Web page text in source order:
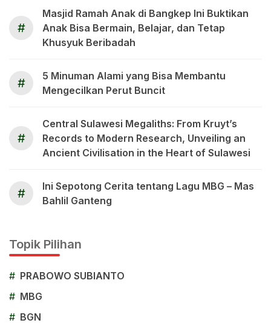
#
Masjid Ramah Anak di Bangkep Ini Buktikan
Anak Bisa Bermain, Belajar, dan Tetap
Khusyuk Beribadah
#
5 Minuman Alami yang Bisa Membantu
Mengecilkan Perut Buncit
#
Central Sulawesi Megaliths: From Kruyt’s
Records to Modern Research, Unveiling an
Ancient Civilisation in the Heart of Sulawesi
#
Ini Sepotong Cerita tentang Lagu MBG – Mas
Bahlil Ganteng
Topik Pilihan
# PRABOWO SUBIANTO
# MBG
# BGN